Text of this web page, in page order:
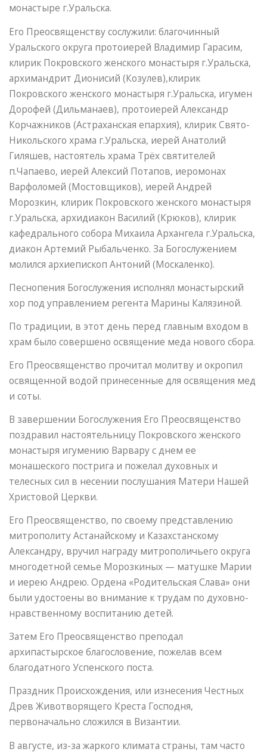
монастыре г.Уральска.
Его Преосвященству сослужили: благочинный
Уральского округа протоиерей Владимир Гарасим,
клирик Покровского женского монастыря г.Уральска,
архимандрит Дионисий (Козулев),клирик
Покровского женского монастыря г.Уральска, игумен
Дорофей (Дильманаев), протоиерей Александр
Корчажников (Астраханская епархия), клирик Свято-
Никольского храма г.Уральска, иерей Анатолий
Гиляшев, настоятель храма Трёх святителей
п.Чапаево, иерей Алексий Потапов, иеромонах
Варфоломей (Мостовщиков), иерей Андрей
Морозкин, клирик Покровского женского монастыря
г.Уральска, архидиакон Василий (Крюков), клирик
кафедрального собора Михаила Архангела г.Уральска,
диакон Артемий Рыбальченко. За Богослужением
молился архиепископ Антоний (Москаленко).
Песнопения Богослужения исполнял монастырский
хор под управлением регента Марины Калязиной.
По традиции, в этот день перед главным входом в
храм было совершено освящение меда нового сбора.
Его Преосвященство прочитал молитву и окропил
освященной водой принесенные для освящения мед
и соты.
В завершении Богослужения Его Преосвященство
поздравил настоятельницу Покровского женского
монастыря игумению Варвару с днем ее
монашеского пострига и пожелал духовных и
телесных сил в несении послушания Матери Нашей
Христовой Церкви.
Его Преосвященство, по своему представлению
митрополиту Астанайскому и Казахстанскому
Александру, вручил награду митрополичьего округа
многодетной семье Морозкиных — матушке Марии
и иерею Андрею. Ордена «Родительская Слава» они
были удостоены во внимание к трудам по духовно-
нравственному воспитанию детей.
Затем Его Преосвященство преподал
архипастырское благословение, пожелав всем
благодатного Успенского поста.
Праздник Происхождения, или изнесения Честных
Древ Животворящего Креста Господня,
первоначально сложился в Византии.
В августе, из-за жаркого климата страны, там часто